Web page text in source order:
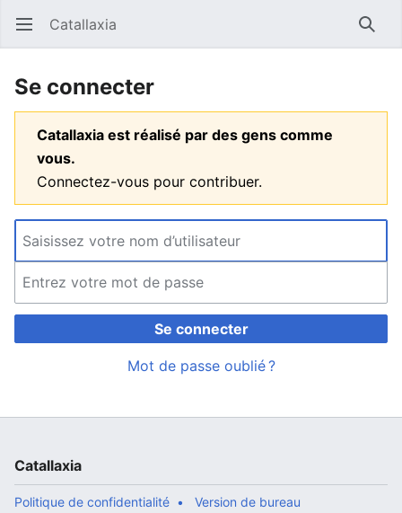
Ouvrir le menu principal Catallaxia
Se connecter
Catallaxia est réalisé par des gens comme
vous.
Connectez-vous pour contribuer.
Se connecter
Mot de passe oublié ?
Catallaxia
Politique de confidentialité Version de bureau